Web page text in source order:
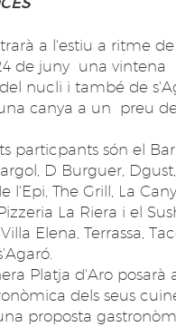
a l'estiu a ritme de
de juny una vintena
nucli i també de
canya a un preu de
particpants són el
D Burguer,
l'Epi, The Grill, La
La Riera i el
Elena, Terrassa,
Platja d'Aro posarà
dels seus
proposta